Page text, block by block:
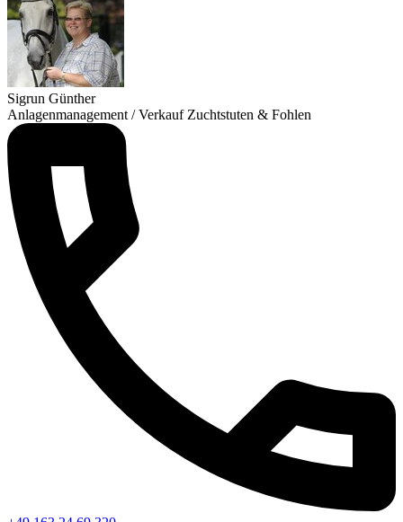
Sigrun Günther
Anlagenmanagement / Verkauf Zuchtstuten & Fohlen